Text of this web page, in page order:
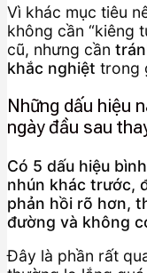
Vì khác mục tiêu
không cần “kiêng
cũ, nhưng cần
khắc nghiệt trong
Những dấu hiệu
ngày đầu sau
Có 5 dấu hiệu
nhún khác trước,
phản hồi rõ hơn,
đường và không
Đây là phần rất